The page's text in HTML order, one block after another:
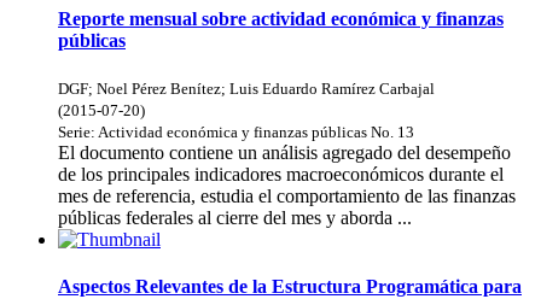
Reporte mensual sobre actividad económica y finanzas
públicas
DGF; Noel Pérez Benítez; Luis Eduardo Ramírez Carbajal
(2015-07-20)
Serie: Actividad económica y finanzas públicas No. 13
El documento contiene un análisis agregado del desempeño
de los principales indicadores macroeconómicos durante el
mes de referencia, estudia el comportamiento de las finanzas
públicas federales al cierre del mes y aborda ...
Aspectos Relevantes de la Estructura Programática para